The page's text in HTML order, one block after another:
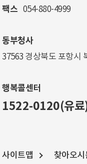
팩스 054-880-4999
동부청사
37563 경상북도 포항시
행복콜센터
1522-0120(유료
사이트맵 찾아오시